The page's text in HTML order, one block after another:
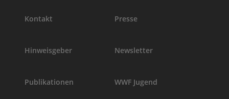
Kontakt Presse
Hinweisgeber Newsletter
Publikationen WWF Jugend